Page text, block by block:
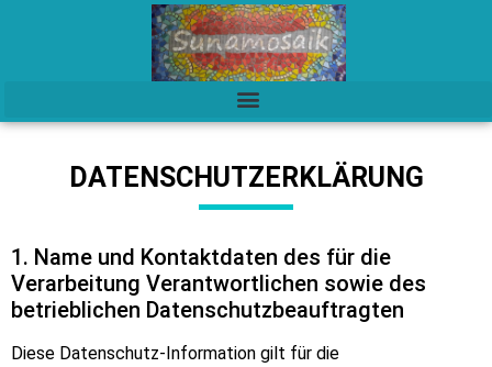
DATENSCHUTZERKLÄRUNG
1. Name und Kontaktdaten des für die
Verarbeitung Verantwortlichen sowie des
betrieblichen Datenschutzbeauftragten
Diese Datenschutz-Information gilt für die